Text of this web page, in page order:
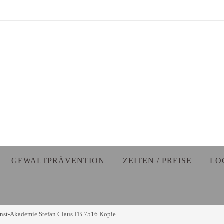
GEWALTPRÄVENTION ZEITEN / PREISE
Akademie Stefan Claus FB 7516 Kopie